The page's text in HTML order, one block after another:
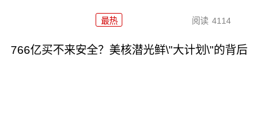
最热 阅读 4114
766亿买不来安全？美核潜光鲜\"大计划\"的背后